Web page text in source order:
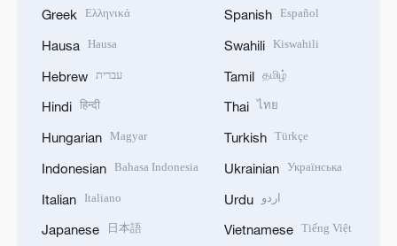
Greek Ελληνικά
Hausa Hausa
Hebrew עברית
Hindi हिन्दी
Hungarian Magyar
Indonesian Bahasa Indonesia
Italian Italiano
Japanese 日本語
Spanish Español
Swahili Kiswahili
Tamil தமிழ்
Thai ไทย
Turkish Türkçe
Ukrainian Українська
Urdu اردو
Vietnamese Tiếng Việt